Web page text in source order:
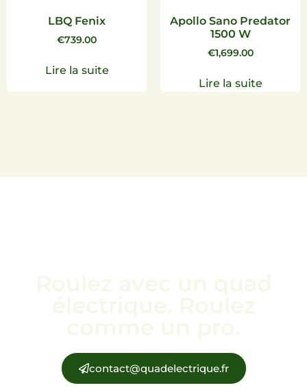
LBQ Fenix
€739.00
Lire la suite
Apollo Sano Predator
1500 W
€1,699.00
Lire la suite
contact@quadelectrique.fr